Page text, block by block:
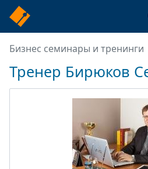
Бизнес семинары и тренинги
Тренер Бирюков